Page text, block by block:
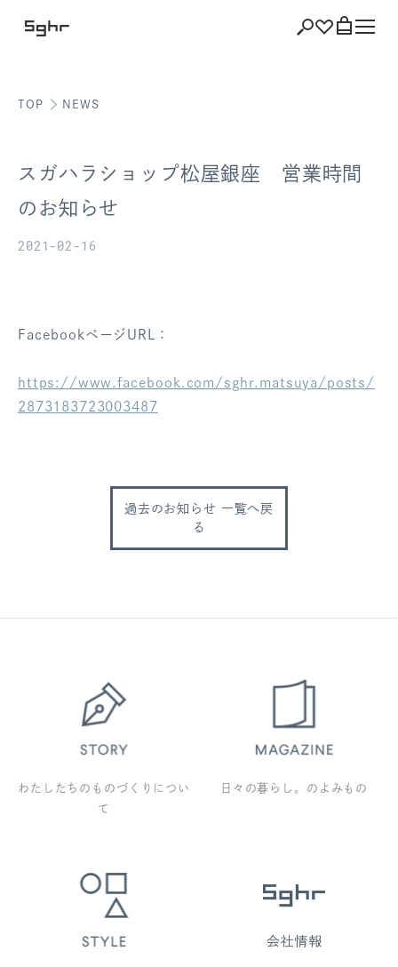
ショッピング バッグを見る
お気に入り
TOP NEWS
スガハラショップ松屋銀座 営業時間
のお知らせ
2021-02-16
FacebookページURL：
https://www.facebook.com/sghr.matsuya/posts/
2873183723003487
過去のお知らせ 一覧へ戻
る
わたしたちのものづくりについ
て
日々の暮らし。のよみもの